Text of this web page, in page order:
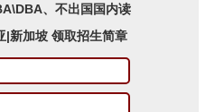
、不出国国内读
|新加坡 领取招生简章